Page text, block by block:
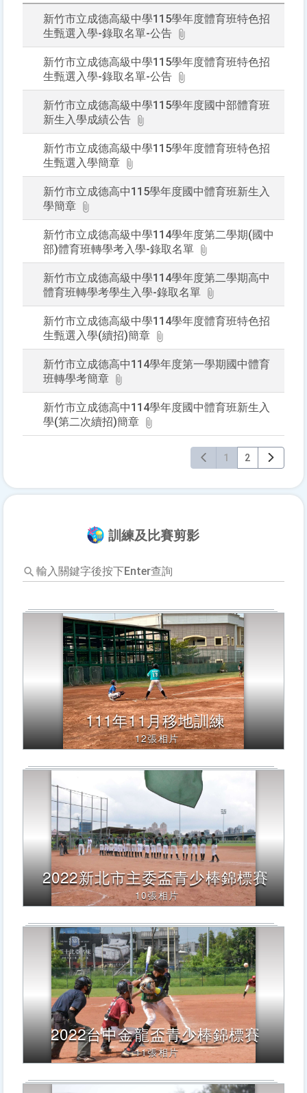
新竹市立成德高級中學115學年度體育班特色招
生甄選入學-錄取名單-公告
新竹市立成德高級中學115學年度體育班特色招
生甄選入學-錄取名單-公告
新竹市立成德高級中學115學年度國中部體育班
新生入學成績公告
新竹市立成德高級中學115學年度體育班特色招
生甄選入學簡章
新竹市立成德高中115學年度國中體育班新生入
學簡章
新竹市立成德高級中學114學年度第二學期(國中
部)體育班轉學考入學-錄取名單
新竹市立成德高級中學114學年度第二學期高中
體育班轉學考學生入學-錄取名單
新竹市立成德高級中學114學年度體育班特色招
生甄選入學(續招)簡章
新竹市立成德高中114學年度第一學期國中體育
班轉學考簡章
新竹市立成德高中114學年度國中體育班新生入
學(第二次續招)簡章
1 2
訓練及比賽剪影
輸
入
鍵
詢，
下
內
容
111年11月移地訓練
12張相片
2022新北市主委盃青少棒錦標賽
10張相片
2022台中金龍盃青少棒錦標賽
11張相片